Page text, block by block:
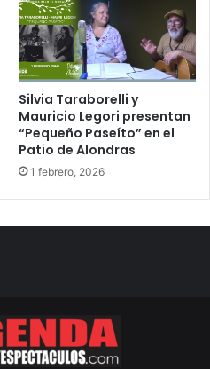
Silvia Taraborelli y
Mauricio Legori presentan
“Pequeño Paseíto” en el
Patio de Alondras
1 febrero, 2026